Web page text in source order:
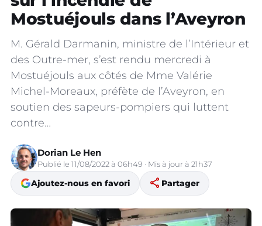
Mostuéjouls dans l’Aveyron
M. Gérald Darmanin, ministre de l’Intérieur et
des Outre-mer, s’est rendu mercredi à
Mostuéjouls aux côtés de Mme Valérie
Michel-Moreaux, préfète de l’Aveyron, en
soutien des sapeurs-pompiers qui luttent
contre…
Dorian Le Hen
Publié le 11/08/2022 à 06h49 · Mis à jour à 21h37
Ajoutez-nous en favori share Partager